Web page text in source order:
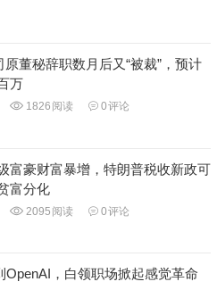
原董秘辞职数月后又“被裁”，预计
万
1826 阅读 0评论
富豪财富暴增，特朗普税收新政可
富分化
2095 阅读 0评论
OpenAI，白领职场掀起感觉革命